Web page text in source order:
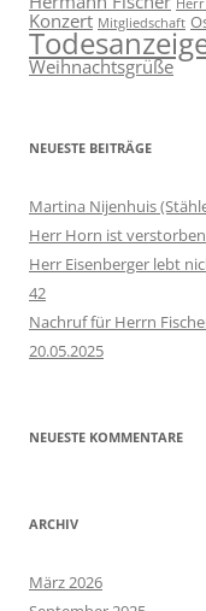
Konzert Mitgliedschaft
Weihnachtsgrüße
NEUESTE BEITRÄGE
Martina Nijenhuis
Herr Horn ist verstorben
Herr Eisenberger lebt
42
Nachruf für Herrn
20.05.2025
NEUESTE KOMMENTARE
ARCHIV
März 2026